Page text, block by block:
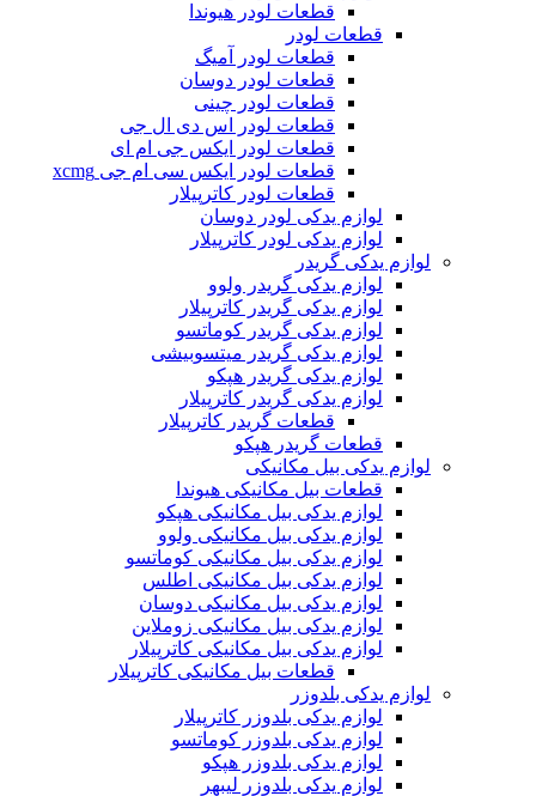
قطعات لودر هیوندا
قطعات لودر
قطعات لودر آمیگ
قطعات لودر دوسان
قطعات لودر چینی
قطعات لودر اس دی ال جی
قطعات لودر ایکس جی ام ای
قطعات لودر ایکس سی ام جی xcmg
قطعات لودر کاترپیلار
لوازم یدکی لودر دوسان
لوازم یدکی لودر کاترپیلار
لوازم یدکی گریدر
لوازم یدکی گریدر ولوو
لوازم یدکی گریدر کاترپیلار
لوازم یدکی گریدر کوماتسو
لوازم یدکی گریدر میتسوبیشی
لوازم یدکی گریدر هپکو
لوازم یدکی گریدر کاترپیلار
قطعات گریدر کاترپیلار
قطعات گریدر هپکو
لوازم یدکی بیل مکانیکی
قطعات بیل مکانیکی هیوندا
لوازم یدکی بیل مکانیکی هپکو
لوازم یدکی بیل مکانیکی ولوو
لوازم یدکی بیل مکانیکی کوماتسو
لوازم یدکی بیل مکانیکی اطلس
لوازم یدکی بیل مکانیکی دوسان
لوازم یدکی بیل مکانیکی زوملاین
لوازم یدکی بیل مکانیکی کاترپیلار
قطعات بیل مکانیکی کاترپیلار
لوازم یدکی بلدوزر
لوازم یدکی بلدوزر کاترپیلار
لوازم یدکی بلدوزر کوماتسو
لوازم یدکی بلدوزر هپکو
لوازم یدکی بلدوزر لیبهر